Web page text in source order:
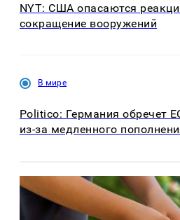
NYT: США опасаются
сокращение вооружений
В мире
Politico: Германия обречет
из-за медленного